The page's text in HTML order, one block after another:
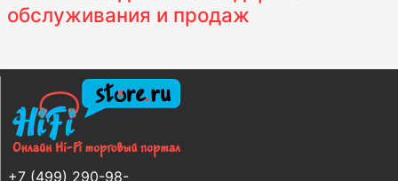
обслуживания и продаж
+7 (499) 290-98-